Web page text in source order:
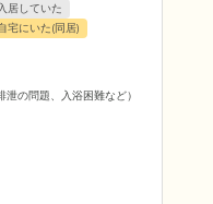
居していた
宅にいた(同居)
の問題、入浴困難など）